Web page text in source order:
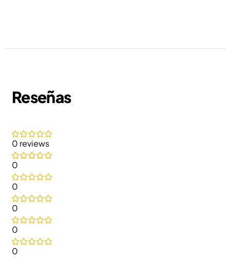
Reseñas
0 reviews
0
0
0
0
0